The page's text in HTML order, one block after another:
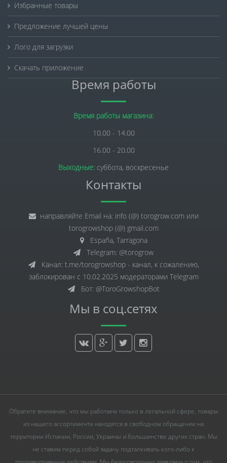
Избранные товары
Предложение лучшей цены
Лого для загрузки
Скачать приложение
Время работы
Время работы магазина:
10.00 - 14.00
16.00 - 20.00
Выходные: суббота, воскресенье
Контакты
направляйте Email на: info (@) torogrow.com или
torogrowshop (@) gmail.com
España, Tarragona
Telegram: @torogrow
Канал: t.me/torogrowshop - канал, к сожалению,
заблокирован с 10.02.2025 модераторами Telegram
Бот: @ToroGrowshopBot
Мы в соц.сетях
Обратите внимание, что мы работаем только в легальной сфере, товары
из нашего ассортимента находятся в свободном обращении на
территории Испании, России, Украины и большинстве других стран. Мы
не ставим перед собой задачу подталкивать кого-либо к